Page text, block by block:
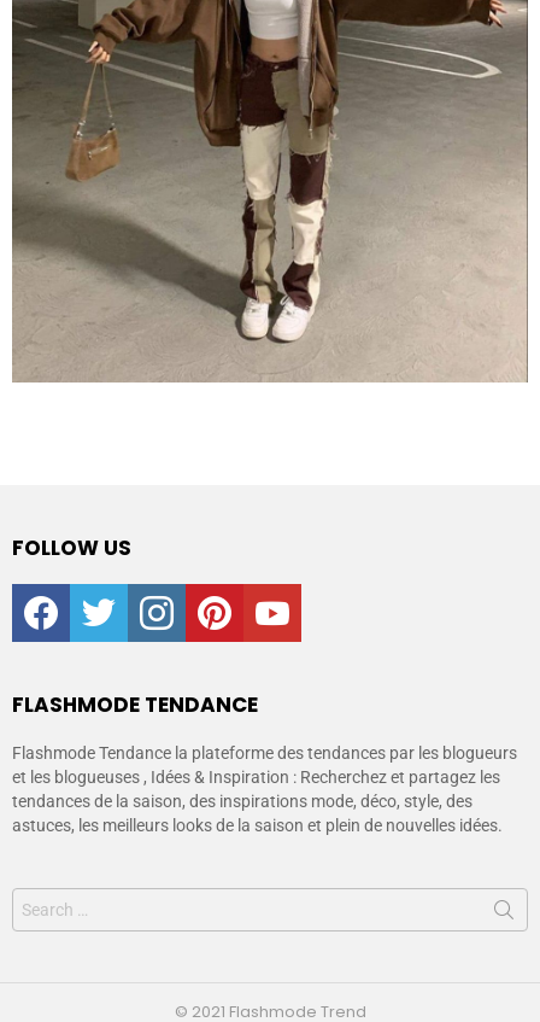
FOLLOW US
facebooktwitter instagrampinterestyoutube
FLASHMODE TENDANCE
Flashmode Tendance la plateforme des tendances par les blogueurs
et les blogueuses , Idées & Inspiration : Recherchez et partagez les
tendances de la saison, des inspirations mode, déco, style, des
astuces, les meilleurs looks de la saison et plein de nouvelles idées.
© 2021 Flashmode Trend